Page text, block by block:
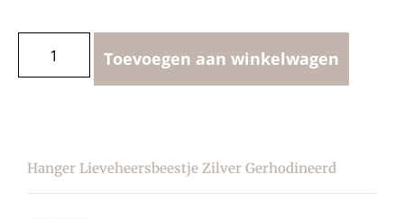
Toevoegen aan winkelwagen
Hanger Lieveheersbeestje Zilver Gerhodineerd